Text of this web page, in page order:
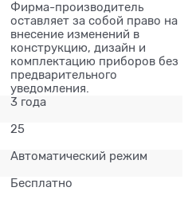
Фирма-производитель
оставляет за собой право на
внесение изменений в
конструкцию, дизайн и
комплектацию приборов без
предварительного
уведомления.
3 года
25
Автоматический режим
Бесплатно